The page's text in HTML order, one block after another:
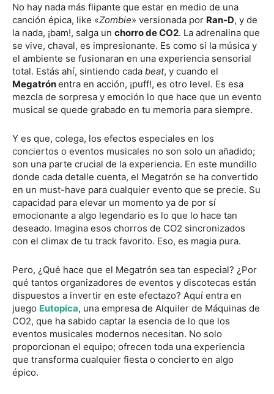
No hay nada más flipante que estar en medio de una
canción épica, like «Zombie» versionada por Ran-D, y de
la nada, ¡bam!, salga un chorro de CO2. La adrenalina que
se vive, chaval, es impresionante. Es como si la música y
el ambiente se fusionaran en una experiencia sensorial
total. Estás ahí, sintiendo cada beat, y cuando el
Megatrónentra en acción, ¡puff!, es otro level. Es esa
mezcla de sorpresa y emoción lo que hace que un evento
musical se quede grabado en tu memoria para siempre.
Y es que, colega, los efectos especiales en los
conciertos o eventos musicales no son solo un añadido;
son una parte crucial de la experiencia. En este mundillo
donde cada detalle cuenta, el Megatrón se ha convertido
en un must-have para cualquier evento que se precie. Su
capacidad para elevar un momento ya de por sí
emocionante a algo legendario es lo que lo hace tan
deseado. Imagina esos chorros de CO2 sincronizados
con el climax de tu track favorito. Eso, es magia pura.
Pero, ¿Qué hace que el Megatrón sea tan especial? ¿Por
qué tantos organizadores de eventos y discotecas están
dispuestos a invertir en este efectazo? Aquí entra en
juego Eutopica, una empresa de Alquiler de Máquinas de
CO2, que ha sabido captar la esencia de lo que los
eventos musicales modernos necesitan. No solo
proporcionan el equipo; ofrecen toda una experiencia
que transforma cualquier fiesta o concierto en algo
épico.